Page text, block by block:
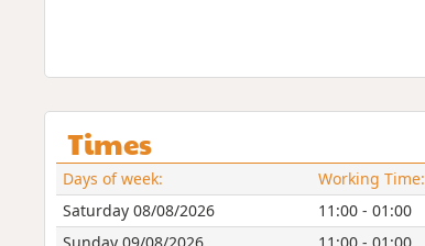
Times
Days of week: Working Time:
Saturday 08/08/2026
11:00 - 01:00